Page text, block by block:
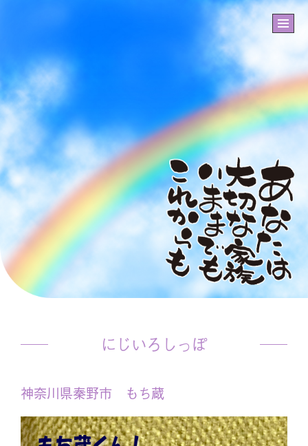
にじいろしっぽ
神奈川県秦野市 もち蔵